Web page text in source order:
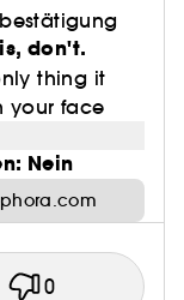
don't.
thing it
your face
Nein
0